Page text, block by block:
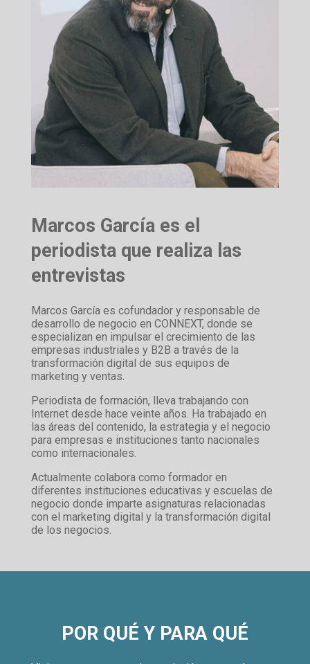
Marcos García es el
periodista que realiza las
entrevistas
Marcos García es cofundador y responsable de
desarrollo de negocio en CONNEXT, donde se
especializan en impulsar el crecimiento de las
empresas industriales y B2B a través de la
transformación digital de sus equipos de
marketing y ventas.
Periodista de formación, lleva trabajando con
Internet desde hace veinte años. Ha trabajado en
las áreas del contenido, la estrategia y el negocio
para empresas e instituciones tanto nacionales
como internacionales.
Actualmente colabora como formador en
diferentes instituciones educativas y escuelas de
negocio donde imparte asignaturas relacionadas
con el marketing digital y la transformación digital
de los negocios.
POR QUÉ Y PARA QUÉ